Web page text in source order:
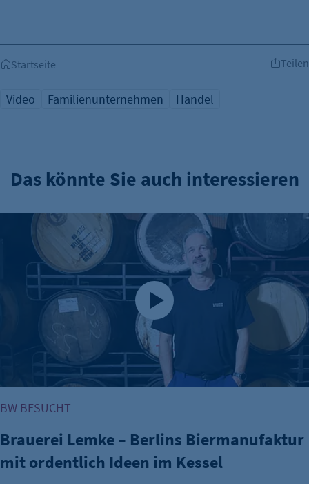
Startseite Teilen
Video Familienunternehmen Handel
Das könnte Sie auch interessieren
Brauerei Lemke – Berlins Biermanufaktur mit ordentlich
BW BESUCHT
Brauerei Lemke – Berlins Biermanufaktur
mit ordentlich Ideen im Kessel